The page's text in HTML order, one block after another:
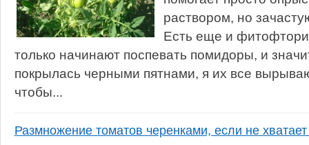
раствором, но
Есть еще и
только начинают поспевать помидоры, и
покрылась черными пятнами, я их все
чтобы...
Размножение томатов черенками, если не